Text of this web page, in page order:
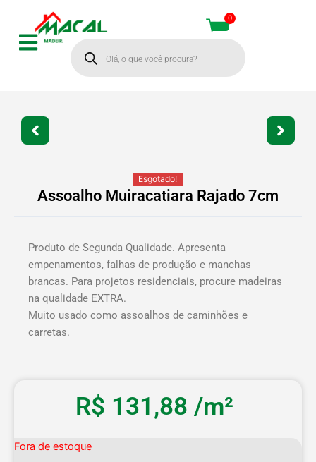
0
Cart
Pesquisar
Esgotado!
Assoalho Muiracatiara Rajado 7cm
Produto de Segunda Qualidade. Apresenta
empenamentos, falhas de produção e manchas
brancas. Para projetos residenciais, procure madeiras
na qualidade EXTRA.
Muito usado como assoalhos de caminhões e
carretas.
R$ 131,88 /m²
Fora de estoque